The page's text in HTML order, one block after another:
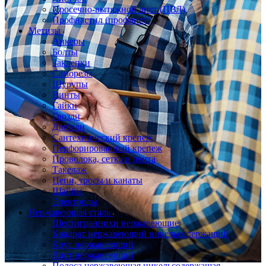
Просечно-вытяжной лист (ПВЛ)
Профнастил (профлист)
Метизы
Анкеры
Болты
Заклепки
Саморезы
Шурупы
Винты
Гайки
Гвозди
Дюбели
Сантехнический крепеж
Перфорированный крепеж
Проволока, сетка и лента
Такелаж
Цепи, тросы и канаты
Шайбы
Электроды
Нержавеющая сталь
Шестигранники нержавеющие
Квадрат нержавеющий никельсодержащий
Круг нержавеющий
Лист нержавеющий